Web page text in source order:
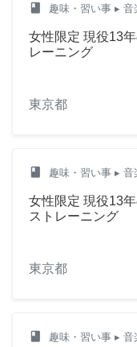
class 趣味・習い事 ▸ 音
女性限定 現役13
レーニング
東京都
class 趣味・習い事 ▸ 音
女性限定 現役13
ストレーニング
東京都
class 趣味・習い事 ▸ 音